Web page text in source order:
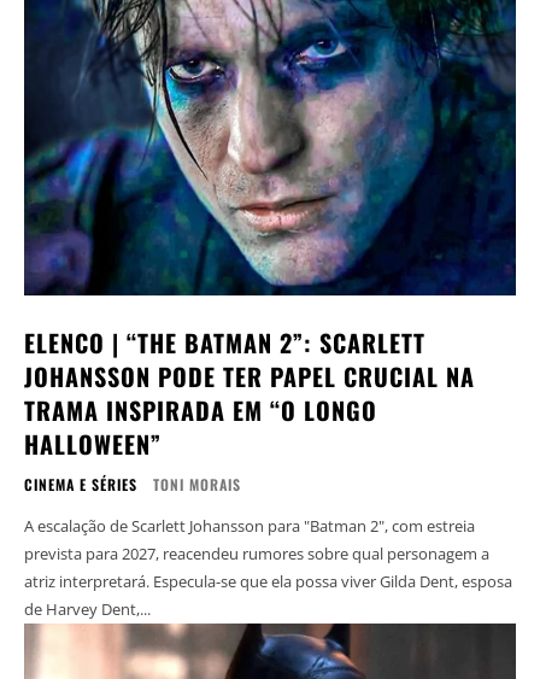
ELENCO | “THE BATMAN 2”: SCARLETT
JOHANSSON PODE TER PAPEL CRUCIAL NA
TRAMA INSPIRADA EM “O LONGO
HALLOWEEN”
CINEMA E SÉRIES TONI MORAIS
A escalação de Scarlett Johansson para "Batman 2", com estreia
prevista para 2027, reacendeu rumores sobre qual personagem a
atriz interpretará. Especula-se que ela possa viver Gilda Dent, esposa
de Harvey Dent,...